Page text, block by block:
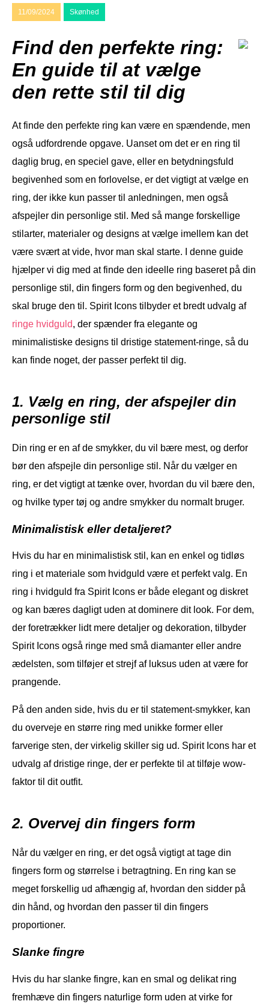
11/09/2024 Skønhed
Find den perfekte ring:
En guide til at vælge
den rette stil til dig
At finde den perfekte ring kan være en spændende, men
også udfordrende opgave. Uanset om det er en ring til
daglig brug, en speciel gave, eller en betydningsfuld
begivenhed som en forlovelse, er det vigtigt at vælge en
ring, der ikke kun passer til anledningen, men også
afspejler din personlige stil. Med så mange forskellige
stilarter, materialer og designs at vælge imellem kan det
være svært at vide, hvor man skal starte. I denne guide
hjælper vi dig med at finde den ideelle ring baseret på din
personlige stil, din fingers form og den begivenhed, du
skal bruge den til. Spirit Icons tilbyder et bredt udvalg af
ringe hvidguld, der spænder fra elegante og
minimalistiske designs til dristige statement-ringe, så du
kan finde noget, der passer perfekt til dig.
1. Vælg en ring, der afspejler din
personlige stil
Din ring er en af de smykker, du vil bære mest, og derfor
bør den afspejle din personlige stil. Når du vælger en
ring, er det vigtigt at tænke over, hvordan du vil bære den,
og hvilke typer tøj og andre smykker du normalt bruger.
Minimalistisk eller detaljeret?
Hvis du har en minimalistisk stil, kan en enkel og tidløs
ring i et materiale som hvidguld være et perfekt valg. En
ring i hvidguld fra Spirit Icons er både elegant og diskret
og kan bæres dagligt uden at dominere dit look. For dem,
der foretrækker lidt mere detaljer og dekoration, tilbyder
Spirit Icons også ringe med små diamanter eller andre
ædelsten, som tilføjer et strejf af luksus uden at være for
prangende.
På den anden side, hvis du er til statement-smykker, kan
du overveje en større ring med unikke former eller
farverige sten, der virkelig skiller sig ud. Spirit Icons har et
udvalg af dristige ringe, der er perfekte til at tilføje wow-
faktor til dit outfit.
2. Overvej din fingers form
Når du vælger en ring, er det også vigtigt at tage din
fingers form og størrelse i betragtning. En ring kan se
meget forskellig ud afhængig af, hvordan den sidder på
din hånd, og hvordan den passer til din fingers
proportioner.
Slanke fingre
Hvis du har slanke fingre, kan en smal og delikat ring
fremhæve din fingers naturlige form uden at virke for